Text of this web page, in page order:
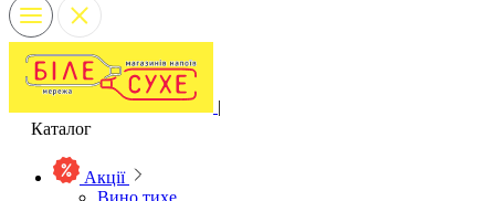
|
Каталог
Акції